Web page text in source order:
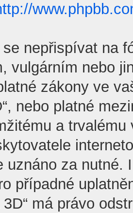
nepřispívat na
vulgárním nebo
zákony ve
nebo platné
a
uznáno za nutné.
případné
3D“ má právo